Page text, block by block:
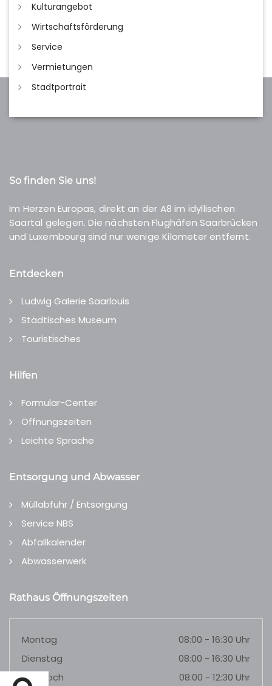
Kulturangebot
Wirtschaftsförderung
Service
Vermietungen
Stadtportrait
So finden Sie uns!
Im Herzen Europas, direkt an der A8 im idyllischen
Saartal gelegen. Die nächsten Flughäfen Saarbrücken
und Luxembourg sind nur wenige Kilometer entfernt.
Entdecken
Ludwig Galerie Saarlouis
Städtisches Museum
Touristisches
Hilfen
Formular-Center
Öffnungszeiten
Leichte Sprache
Entsorgung und Abwasser
Müllabfuhr / Entsorgung
Service NBS
Abfallkalender
Abwasserwerk
Rathaus Öffnungszeiten
Montag
08:00 - 16:30 Uhr
Dienstag
08:00 - 16:30 Uhr
Mittwoch
08:00 - 12:30 Uhr